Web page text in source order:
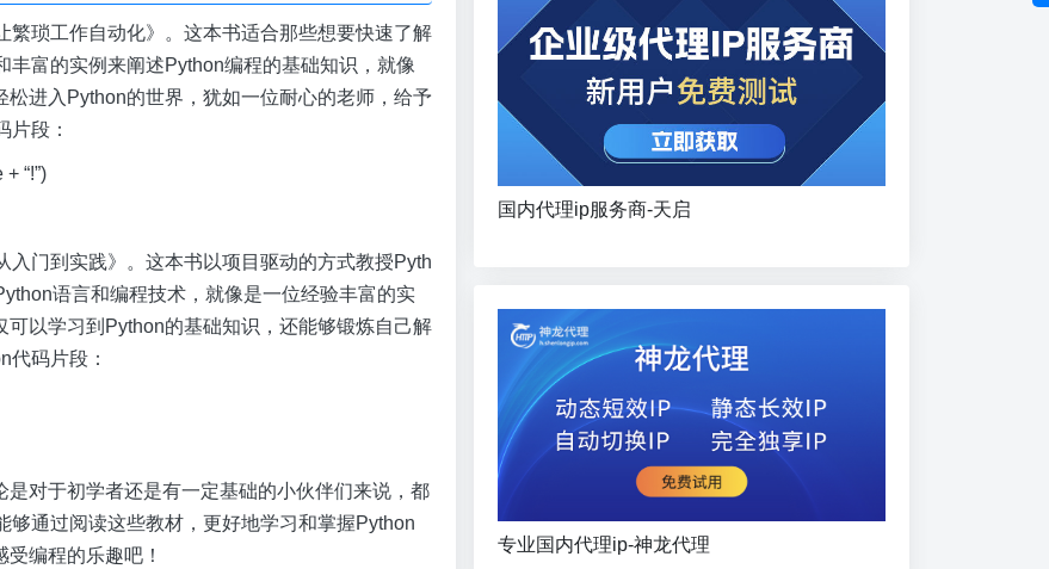
琐工作自动化》。这本书适合那些想要快速了解
富的实例来阐述Python编程的基础知识，就像
进入Python的世界，犹如一位耐心的老师，给予
片段：
“!”)
门到实践》。这本书以项目驱动的方式教授Pyth
语言和编程技术，就像是一位经验丰富的实
以学习到Python的基础知识，还能够锻炼自己解
代码片段：
对于初学者还是有一定基础的小伙伴们来说，都
通过阅读这些教材，更好地学习和掌握Python
编程的乐趣吧！
国内代理ip服务商-天启
专业国内代理ip-神龙代理